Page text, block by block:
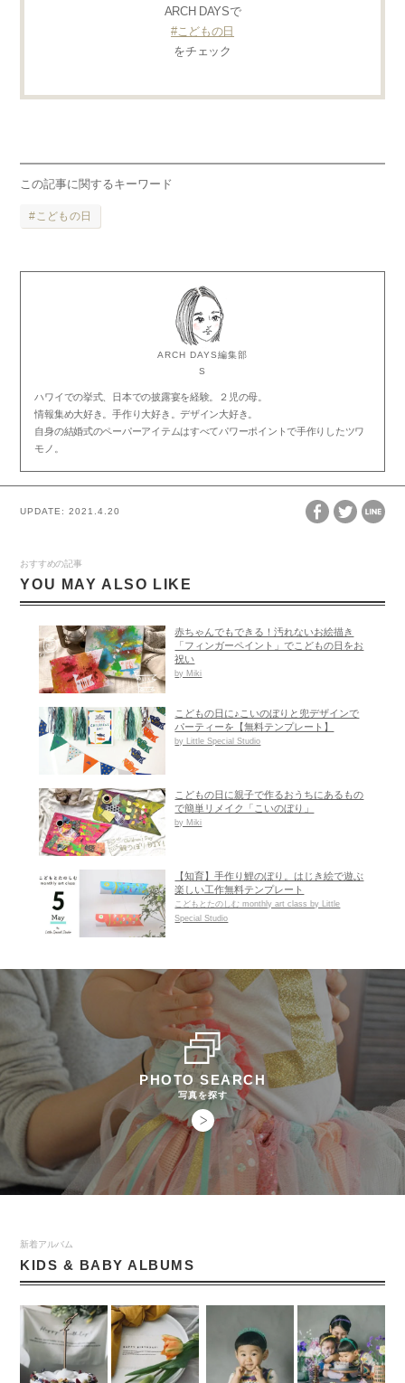
ARCH DAYSで
#こどもの日
をチェック
この記事に関するキーワード
こどもの日
ARCH DAYS編集部
S
ハワイでの挙式、日本での披露宴を経験。２児の母。
情報集め大好き。手作り大好き。デザイン大好き。
自身の結婚式のペーパーアイテムはすべてパワーポイントで手作りしたツワ
モノ。
UPDATE:2021.4.20
おすすめの記事
YOU MAY ALSO LIKE
赤ちゃんでもできる！汚れないお絵描き
「フィンガーペイント」でこどもの日をお
祝い
by Miki
こどもの日に♪こいのぼりと兜デザインで
パーティーを【無料テンプレート】
by Little Special Studio
こどもの日に親子で作るおうちにあるもの
で簡単リメイク「こいのぼり」
by Miki
【知育】手作り鯉のぼり。はじき絵で遊ぶ
楽しい工作無料テンプレート
こどもとたのしむ monthly art class by Little
Special Studio
PHOTO SEARCH
写真を探す
新着アルバム
KIDS & BABY ALBUMS